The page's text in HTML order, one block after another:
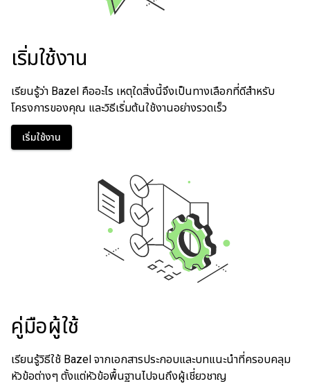
เริ่มใช้งาน
เรียนรู้ว่า Bazel คืออะไร เหตุใดสิ่งนี้จึงเป็นทางเลือกที่ดีสำหรับ
โครงการของคุณ และวิธีเริ่มต้นใช้งานอย่างรวดเร็ว
เริ่มใช้งาน
คู่มือผู้ใช้
เรียนรู้วิธีใช้ Bazel จากเอกสารประกอบและบทแนะนำที่ครอบคลุม
หัวข้อต่างๆ ตั้งแต่หัวข้อพื้นฐานไปจนถึงผู้เชี่ยวชาญ